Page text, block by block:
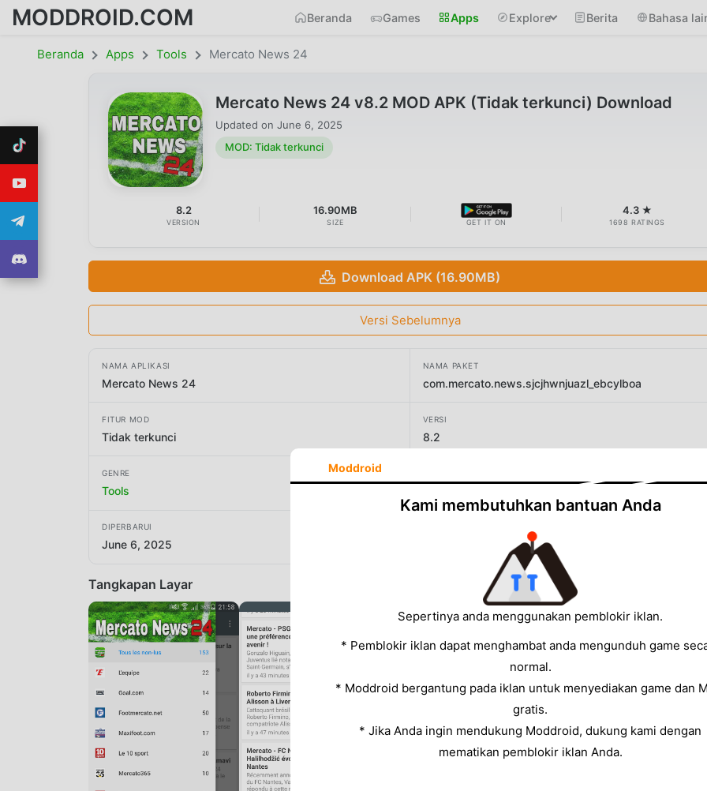
MODDROID.COM Beranda Games Apps Explore Berita Bahasa
Beranda Apps Tools Mercato News 24
Mercato News 24 v8.2 MOD APK (Tidak terkunci) Download
Updated on June 6, 2025
MOD: Tidak terkunci
8.2
VERSION
16.90MB
SIZE GET IT ON
4.3 ★
1698 RATINGS
Download APK (16.90MB)
Versi Sebelumnya
NAMA APLIKASI
Mercato News 24
NAMA PAKET
com.mercato.news.sjcjhwnjuazl_ebcylboa
FITUR MOD
Tidak terkunci
VERSI
8.2
GENRE
Tools
DIPERBARUI
June 6, 2025
Tangkapan Layar
Moddroid
Kami membutuhkan bantuan Anda
Sepertinya anda menggunakan pemblokir iklan.
* Pemblokir iklan dapat menghambat anda mengunduh game
normal.
* Moddroid bergantung pada iklan untuk menyediakan game dan
gratis.
* Jika Anda ingin mendukung Moddroid, dukung kami dengan
mematikan pemblokir iklan Anda.